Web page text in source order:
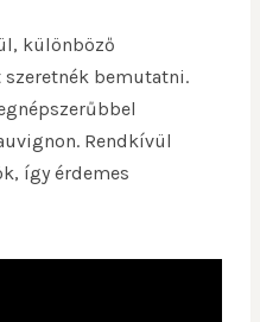
különböző
bemutatni.
Rendkívül
így érdemes